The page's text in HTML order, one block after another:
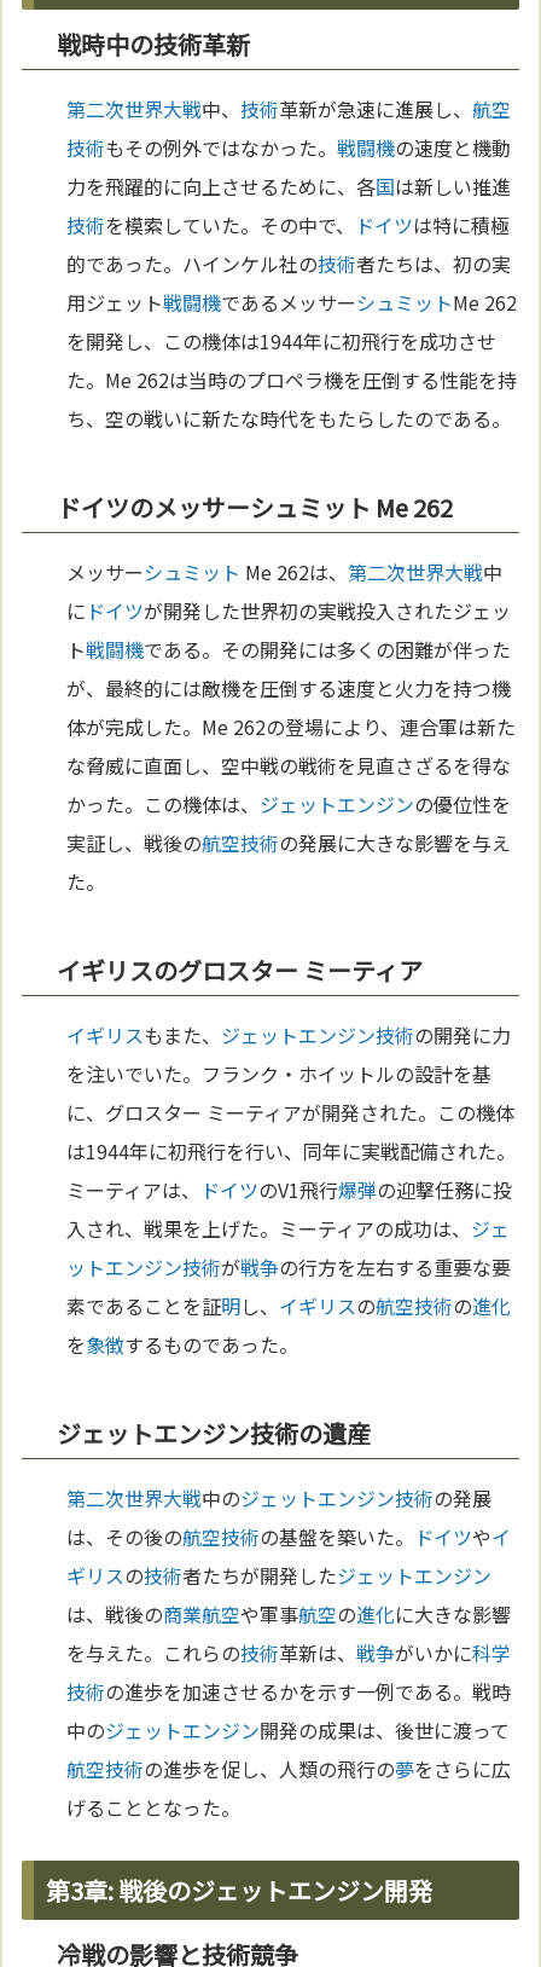
戦時中の技術革新
第二次世界大戦中、技術革新が急速に進展し、航空
技術もその例外ではなかった。戦闘機の速度と機動
力を飛躍的に向上させるために、各国は新しい推進
技術を模索していた。その中で、 ドイツは特に積極
的であった。ハインケル社の技術者たちは、初の実
用ジェット戦闘機であるメッサーシュミットMe 262
を開発し、この機体は1944年に初飛行を成功させ
た。Me 262は当時のプロペラ機を圧倒する性能を持
ち、空の戦いに新たな時代をもたらしたのである。
ドイツのメッサーシュミット Me 262
メッサーシュミット Me 262は、第二次世界大戦中
に ドイツが開発した世界初の実戦投入されたジェッ
ト戦闘機である。その開発には多くの困難が伴った
が、最終的には敵機を圧倒する速度と火力を持つ機
体が完成した。Me 262の登場により、連合軍は新た
な脅威に直面し、空中戦の戦術を見直さざるを得な
かった。この機体は、 ジェットエンジンの優位性を
実証し、戦後の航空技術の発展に大きな影響を与え
た。
イギリスのグロスター ミーティア
イギリスもまた、 ジェットエンジン技術の開発に力
を注いでいた。フランク・ホイットルの設計を基
に、グロスター ミーティアが開発された。この機体
は1944年に初飛行を行い、同年に実戦配備された。
ミーティアは、
ドイツのV1飛行爆弾の迎撃任務に投
入され、戦果を上げた。ミーティアの成功は、 ジェ
ットエンジン技術が戦争の行方を左右する重要な要
素であることを証明し、 イギリスの航空技術の進化
を象徴するものであった。
ジェットエンジン技術の遺産
第二次世界大戦中のジェットエンジン技術の発展
は、その後の航空技術の基盤を築いた。 ドイツやイ
ギリスの技術者たちが開発したジェットエンジン
は、戦後の商業航空や軍事航空の進化に大きな影響
を与えた。これらの技術革新は、戦争がいかに科学
技術の進歩を加速させるかを示す一例である。戦時
中のジェットエンジン開発の成果は、後世に渡って
航空技術の進歩を促し、人類の飛行の夢をさらに広
げることとなった。
第3章: 戦後のジェットエンジン開発
冷戦の影響と技術競争